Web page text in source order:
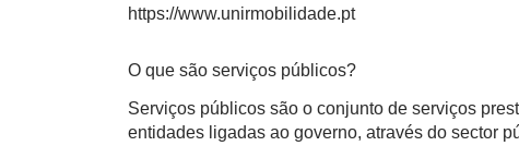
https://www.unirmobilidade.pt
O que são serviços públicos?
Serviços públicos são o conjunto de serviços
entidades ligadas ao governo, através do sector